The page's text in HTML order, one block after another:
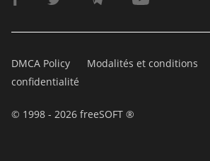
DMCA Policy Modalités et conditions
confidentialité
© 1998 - 2026 freeSOFT ®